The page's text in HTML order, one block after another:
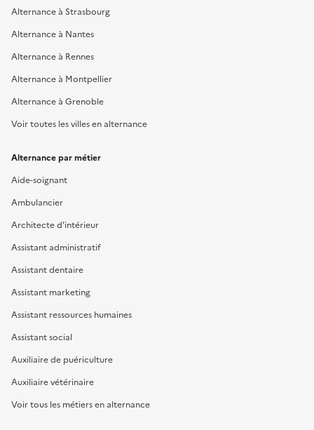
Alternance à Strasbourg
Alternance à Nantes
Alternance à Rennes
Alternance à Montpellier
Alternance à Grenoble
Voir toutes les villes en alternance
Alternance par métier
Aide-soignant
Ambulancier
Architecte d'intérieur
Assistant administratif
Assistant dentaire
Assistant marketing
Assistant ressources humaines
Assistant social
Auxiliaire de puériculture
Auxiliaire vétérinaire
Voir tous les métiers en alternance